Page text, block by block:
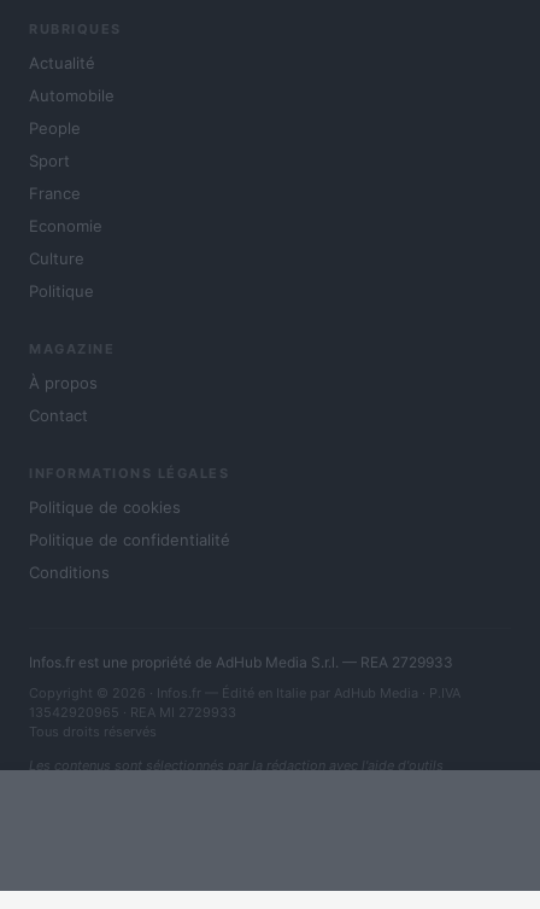
RUBRIQUES
Actualité
Automobile
People
Sport
France
Economie
Culture
Politique
MAGAZINE
À propos
Contact
INFORMATIONS LÉGALES
Politique de cookies
Politique de confidentialité
Conditions
Infos.fr est une propriété de AdHub Media S.r.l. — REA 2729933
Copyright © 2026 · Infos.fr — Édité en Italie par AdHub Media · P.IVA
13542920965 · REA MI 2729933
Tous droits réservés
Les contenus sont sélectionnés par la rédaction avec l'aide d'outils